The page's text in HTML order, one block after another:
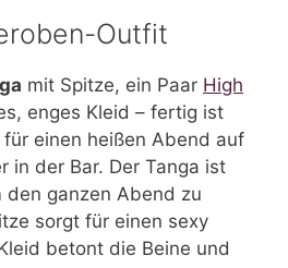
Outfit
mit Spitze, ein Paar High
enges Kleid – fertig ist
einen heißen Abend auf
in der Bar. Der Tanga ist
den ganzen Abend zu
sorgt für einen sexy
betont die Beine und